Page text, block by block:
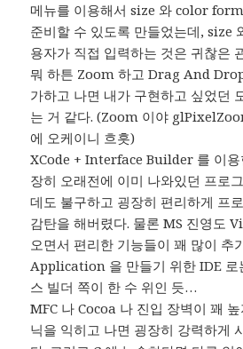
메뉴를 이용해서 size 와 color
준비할 수 있도록 만들었는데,
용자가 직접 입력하는 것은 귀찮은
뭐 하튼 Zoom 하고 Drag And
가하고 나면 내가 구현하고 싶었던
는 거 같다. (Zoom 이야
에 오케이니 흐흣)
XCode + Interface Builder 를 이용
장히 오래전에 이미 나와있던 프로
데도 불구하고 굉장히 편리하게 프
감탄을 해버렸다. 물론 MS 진영도
오면서 편리한 기능들이 꽤 많이 추
Application 을 만들기 위한 IDE 로
스 빌더 쪽이 한 수 위인 듯…
MFC 나 Cocoa 나 진입 장벽이 꽤
닉을 익히고 나면 굉장히 강력하게